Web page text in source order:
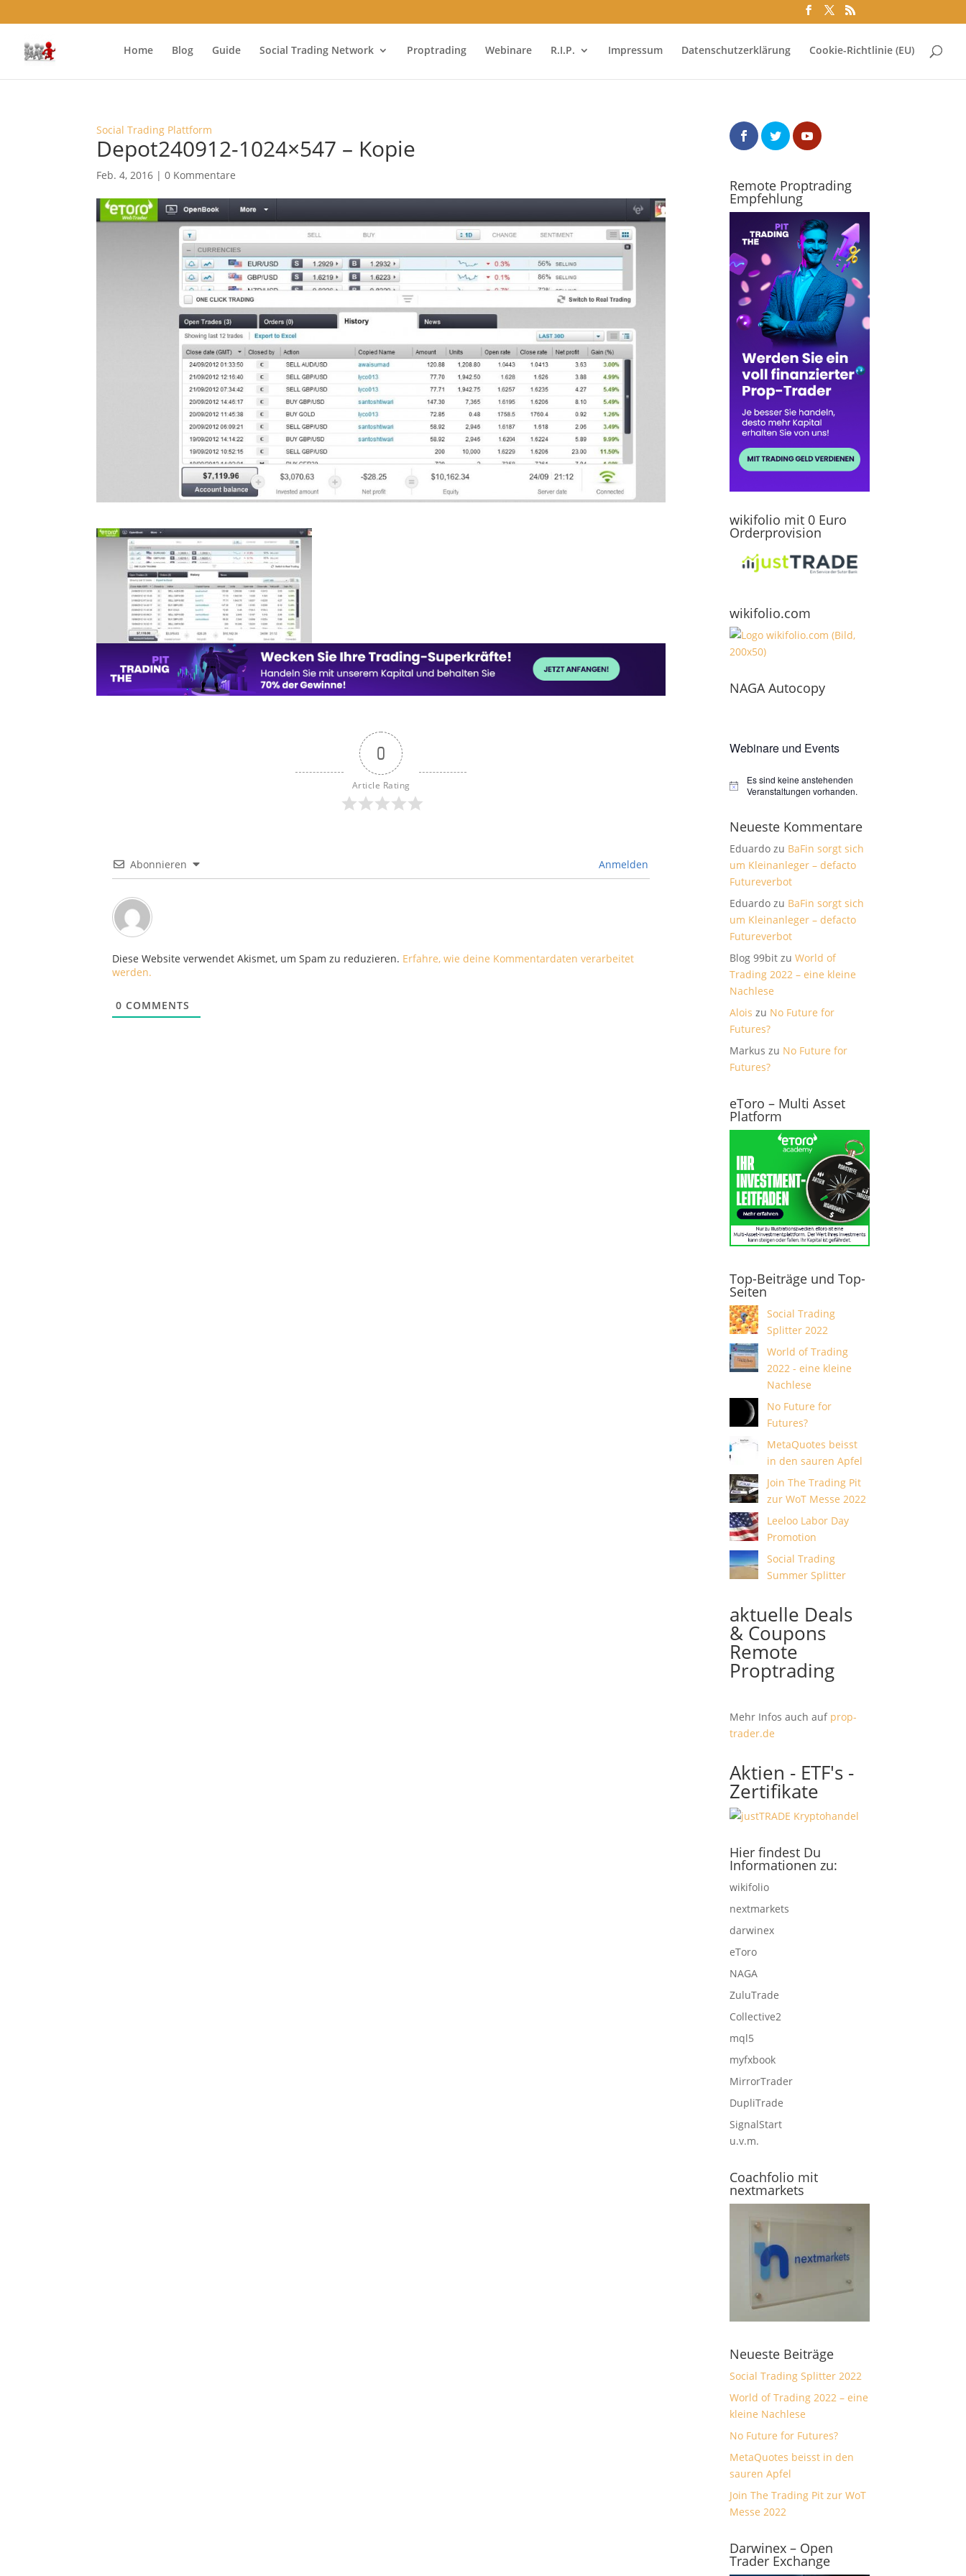
Home Blog Guide Social Trading Network Proptrading Webinare R.I.P. Impressum Datenschutzerklärung Cookie-Richtlinie (EU)
Social Trading Plattform
Depot240912-1024×547 – Kopie
Feb. 4, 2016 |0 Kommentare
0
Article Rating
Abonnieren Anmelden
Diese Website verwendet Akismet, um Spam zu reduzieren. Erfahre, wie deine Kommentardaten verarbeitet
werden.
0 COMMENTS
Remote Proptrading
Empfehlung
wikifolio mit 0 Euro
Orderprovision
wikifolio.com
NAGA Autocopy
Webinare und Events
Hinweis
Es sind keine anstehenden
Veranstaltungen vorhanden.
Neueste Kommentare
Eduardo zu BaFin sorgt sich
um Kleinanleger – defacto
Futureverbot
Eduardo zu BaFin sorgt sich
um Kleinanleger – defacto
Futureverbot
Blog 99bit zuWorld of
Trading 2022 – eine kleine
Nachlese
Alois zu No Future for
Futures?
Markus zu No Future for
Futures?
eToro – Multi Asset
Platform
Top-Beiträge und Top-
Seiten
Social Trading
Splitter 2022
World of Trading
2022 - eine kleine
Nachlese
No Future for
Futures?
MetaQuotes beisst
in den sauren Apfel
Join The Trading Pit
zur WoT Messe 2022
Leeloo Labor Day
Promotion
Social Trading
Summer Splitter
aktuelle Deals
& Coupons
Remote
Proptrading
Mehr Infos auch auf prop-
trader.de
Aktien - ETF's -
Zertifikate
Hier findest Du
Informationen zu:
wikifolio
nextmarkets
darwinex
eToro
NAGA
ZuluTrade
Collective2
mql5
myfxbook
MirrorTrader
DupliTrade
SignalStart
u.v.m.
Coachfolio mit
nextmarkets
Neueste Beiträge
Social Trading Splitter 2022
World of Trading 2022 – eine
kleine Nachlese
No Future for Futures?
MetaQuotes beisst in den
sauren Apfel
Join The Trading Pit zur WoT
Messe 2022
Darwinex – Open
Trader Exchange